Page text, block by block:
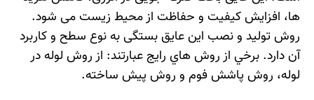
ها، افزایش کیفیت و حفاظت از محیط زیست می شود.
روش تولید و نصب این عایق بستگی به نوع سطح و کاربرد
آن دارد. برخي از روش هاي رايج عبارتند: از روش لوله در
لوله، روش پاشش فوم و روش پيش ساخته.